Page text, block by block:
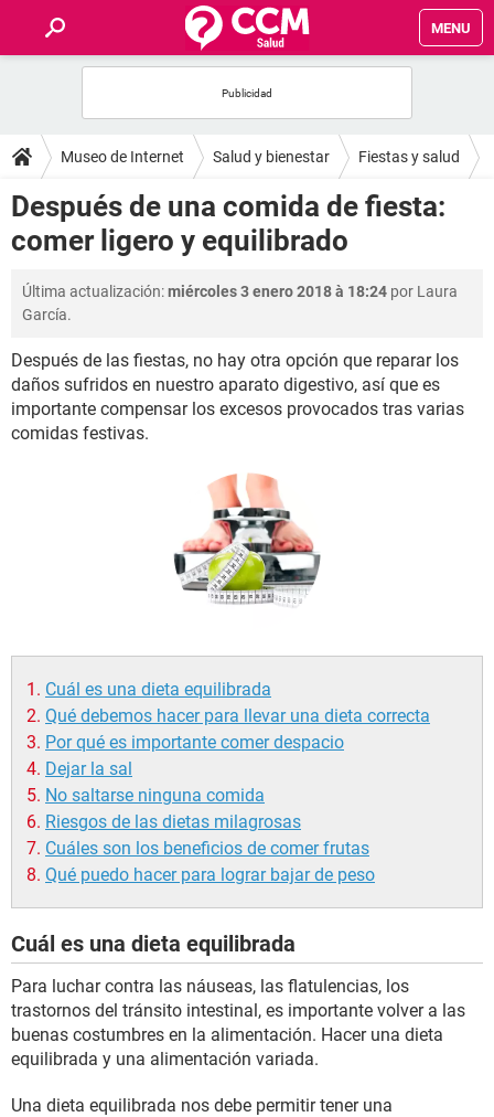
MENU
FOROS
SALUD
FAMILIA
NUTRICIÓN
BIENESTAR
SEXUALIDAD
Museo de Internet Salud y bienestar Fiestas y salud
Después de una comida de fiesta:
comer ligero y equilibrado
Última actualización:miércoles 3 enero 2018 à 18:24 por Laura
García.
Después de las fiestas, no hay otra opción que reparar los
daños sufridos en nuestro aparato digestivo, así que es
importante compensar los excesos provocados tras varias
comidas festivas.
Cuál es una dieta equilibrada
Qué debemos hacer para llevar una dieta correcta
Por qué es importante comer despacio
Dejar la sal
No saltarse ninguna comida
Riesgos de las dietas milagrosas
Cuáles son los beneficios de comer frutas
Qué puedo hacer para lograr bajar de peso
Cuál es una dieta equilibrada
Para luchar contra las náuseas, las flatulencias, los
trastornos del tránsito intestinal, es importante volver a las
buenas costumbres en la alimentación. Hacer una dieta
equilibrada y una alimentación variada.
Una dieta equilibrada nos debe permitir tener una